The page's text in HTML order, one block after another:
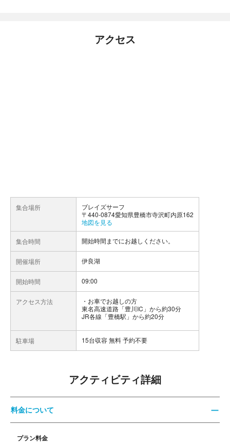
アクセス
集合場所
ブレイズサーフ
〒440-0874愛知県豊橋市寺沢町内原162
地図を見る
集合時間 開始時間までにお越しください。
開催場所 伊良湖
開始時間 09:00
アクセス方法
お車でお越しの方
東名高速道路「豊川IC」から約30分
JR各線「豊橋駅」から約20分
駐車場 15台収容 無料 予約不要
アクティビティ詳細
料金について
プラン料金